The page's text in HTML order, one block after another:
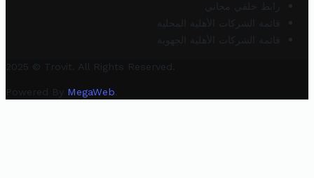
رابط خلفي مجاني
قائمة الشركات الأهلية المحلية
قائمة الشركات الأهلية الجهوية
2025 © Trovit. All Rights Reserved.
Powered By MegaWeb